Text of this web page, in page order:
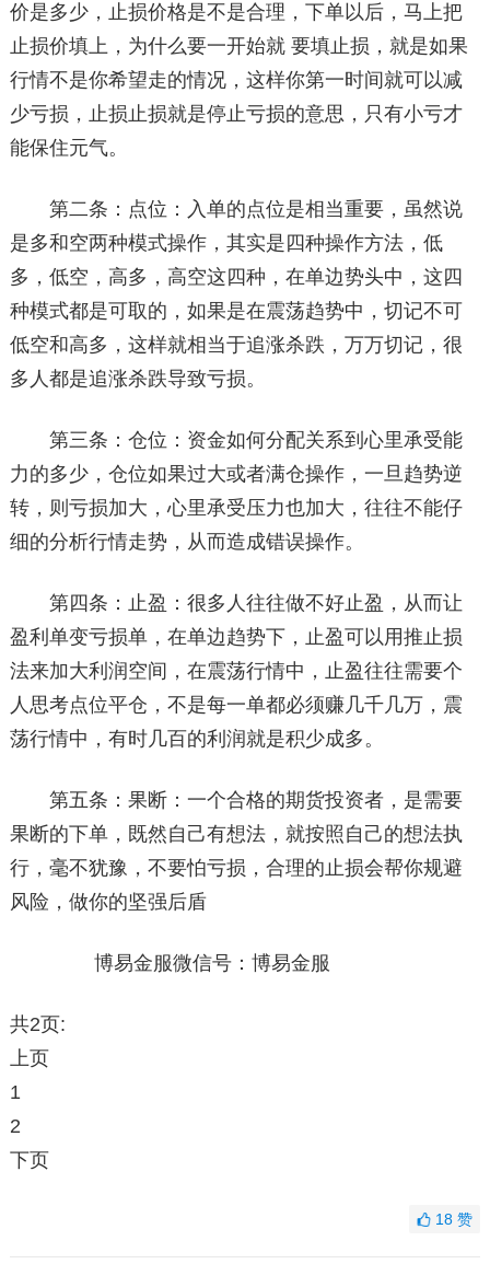
价是多少，止损价格是不是合理，下单以后，马上把
止损价填上，为什么要一开始就 要填止损，就是如果
行情不是你希望走的情况，这样你第一时间就可以减
少亏损，止损止损就是停止亏损的意思，只有小亏才
能保住元气。
第二条：点位：入单的点位是相当重要，虽然说
是多和空两种模式操作，其实是四种操作方法，低
多，低空，高多，高空这四种，在单边势头中，这四
种模式都是可取的，如果是在震荡趋势中，切记不可
低空和高多，这样就相当于追涨杀跌，万万切记，很
多人都是追涨杀跌导致亏损。
第三条：仓位：资金如何分配关系到心里承受能
力的多少，仓位如果过大或者满仓操作，一旦趋势逆
转，则亏损加大，心里承受压力也加大，往往不能仔
细的分析行情走势，从而造成错误操作。
第四条：止盈：很多人往往做不好止盈，从而让
盈利单变亏损单，在单边趋势下，止盈可以用推止损
法来加大利润空间，在震荡行情中，止盈往往需要个
人思考点位平仓，不是每一单都必须赚几千几万，震
荡行情中，有时几百的利润就是积少成多。
第五条：果断：一个合格的期货投资者，是需要
果断的下单，既然自己有想法，就按照自己的想法执
行，毫不犹豫，不要怕亏损，合理的止损会帮你规避
风险，做你的坚强后盾
博易金服微信号：博易金服
共2页:
上页
1
2
下页
18赞